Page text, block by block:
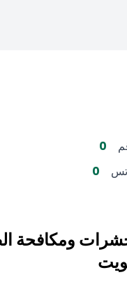
0
0
ومكافحة